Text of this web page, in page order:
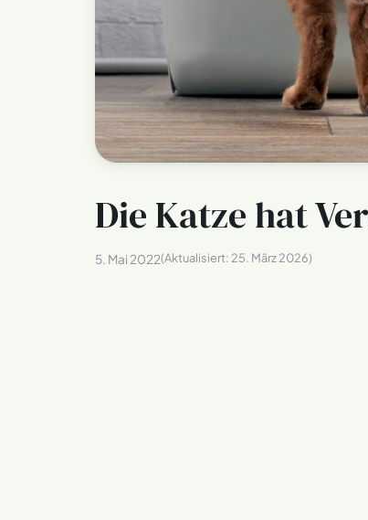
Die Katze hat
5. Mai 2022(Aktualisiert: 25. März 2026)